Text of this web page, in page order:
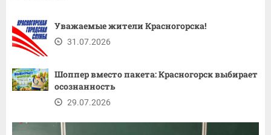
Уважаемые жители Красногорска!
31.07.2026
Шоппер вместо пакета: Красногорск выбирает
осознанность
29.07.2026